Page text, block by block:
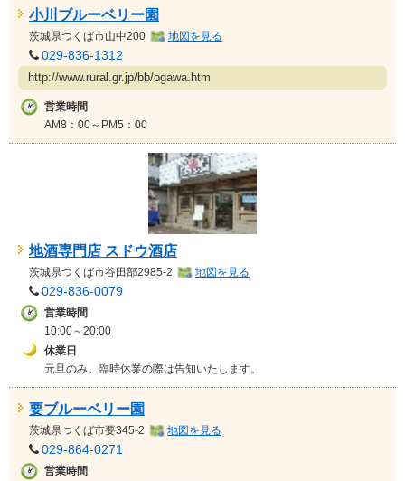
小川ブルーベリー園
茨城県つくば市山中200 地図を見る
029-836-1312
http://www.rural.gr.jp/bb/ogawa.htm
営業時間
AM8：00～PM5：00
地酒専門店 スドウ酒店
茨城県つくば市谷田部2985-2 地図を見る
029-836-0079
営業時間
10:00～20:00
休業日
元旦のみ。臨時休業の際は告知いたします。
要ブルーベリー園
茨城県つくば市要345-2 地図を見る
029-864-0271
営業時間